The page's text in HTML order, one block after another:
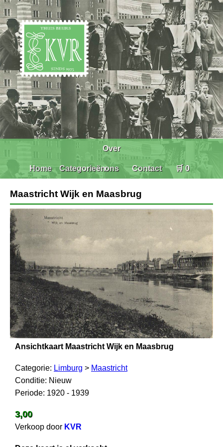
Home Categorieën
Over
ons Contact 🛒 0
Maastricht Wijk en Maasbrug
Ansichtkaart Maastricht Wijk en Maasbrug
Categorie: Limburg > Maastricht
Conditie: Nieuw
Periode: 1920 - 1939
3,00
Verkoop door KVR